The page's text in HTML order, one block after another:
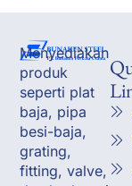
Menyediakan
produk
seperti plat
baja, pipa
besi-baja,
grating,
fitting, valve,